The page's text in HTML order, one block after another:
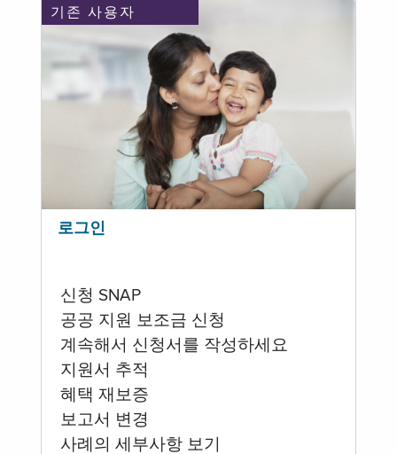
기존 사용자
로그인
신청 SNAP
공공 지원 보조금 신청
계속해서 신청서를 작성하세요
지원서 추적
혜택 재보증
보고서 변경
사례의 세부사항 보기